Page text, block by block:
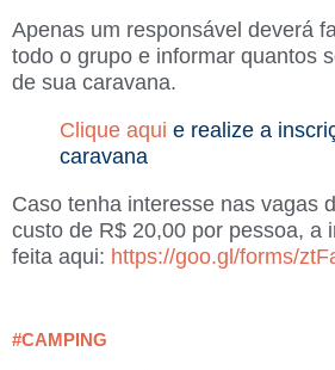
Apenas um responsável deverá
todo o grupo e informar quantos
de sua caravana.
Clique aqui e realize a
caravana
Caso tenha interesse nas vagas
custo de R$ 20,00 por pessoa, a
feita aqui: https://goo.gl/forms/
#CAMPING